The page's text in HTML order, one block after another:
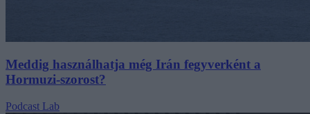
Meddig használhatja még Irán fegyverként a
Hormuzi-szorost?
Podcast Lab